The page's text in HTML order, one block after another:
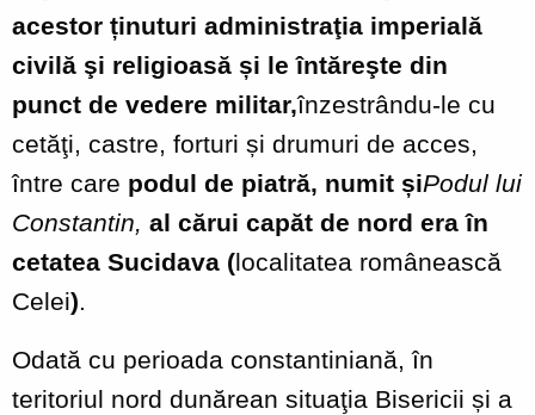
acestor ținuturi administraţia imperială
civilă şi religioasă și le întăreşte din
punct de vedere militar,înzestrându-le cu
cetăţi, castre, forturi și drumuri de acces,
între care podul de piatră, numit șiPodul lui
Constantin, al cărui capăt de nord era în
cetatea Sucidava (localitatea românească
Celei).
Odată cu perioada constantiniană, în
teritoriul nord dunărean situaţia Bisericii și a